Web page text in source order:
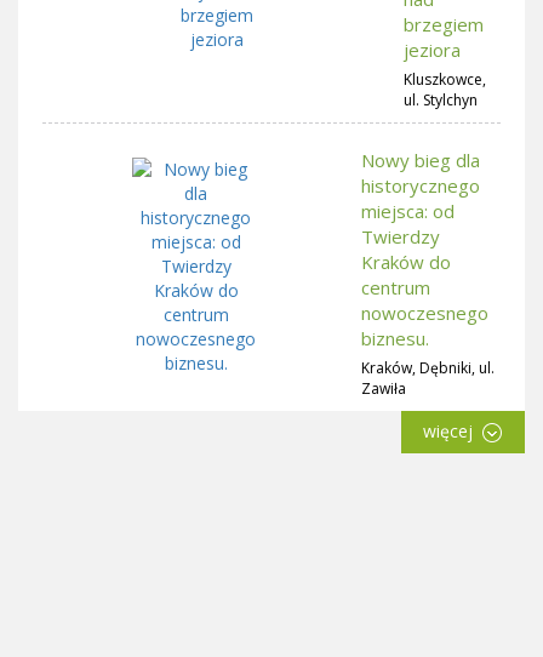
brzegiem
jeziora
Kluszkowce,
ul. Stylchyn
Nowy bieg dla
historycznego
miejsca: od
Twierdzy
Kraków do
centrum
nowoczesnego
biznesu.
Kraków, Dębniki, ul.
Zawiła
więcej